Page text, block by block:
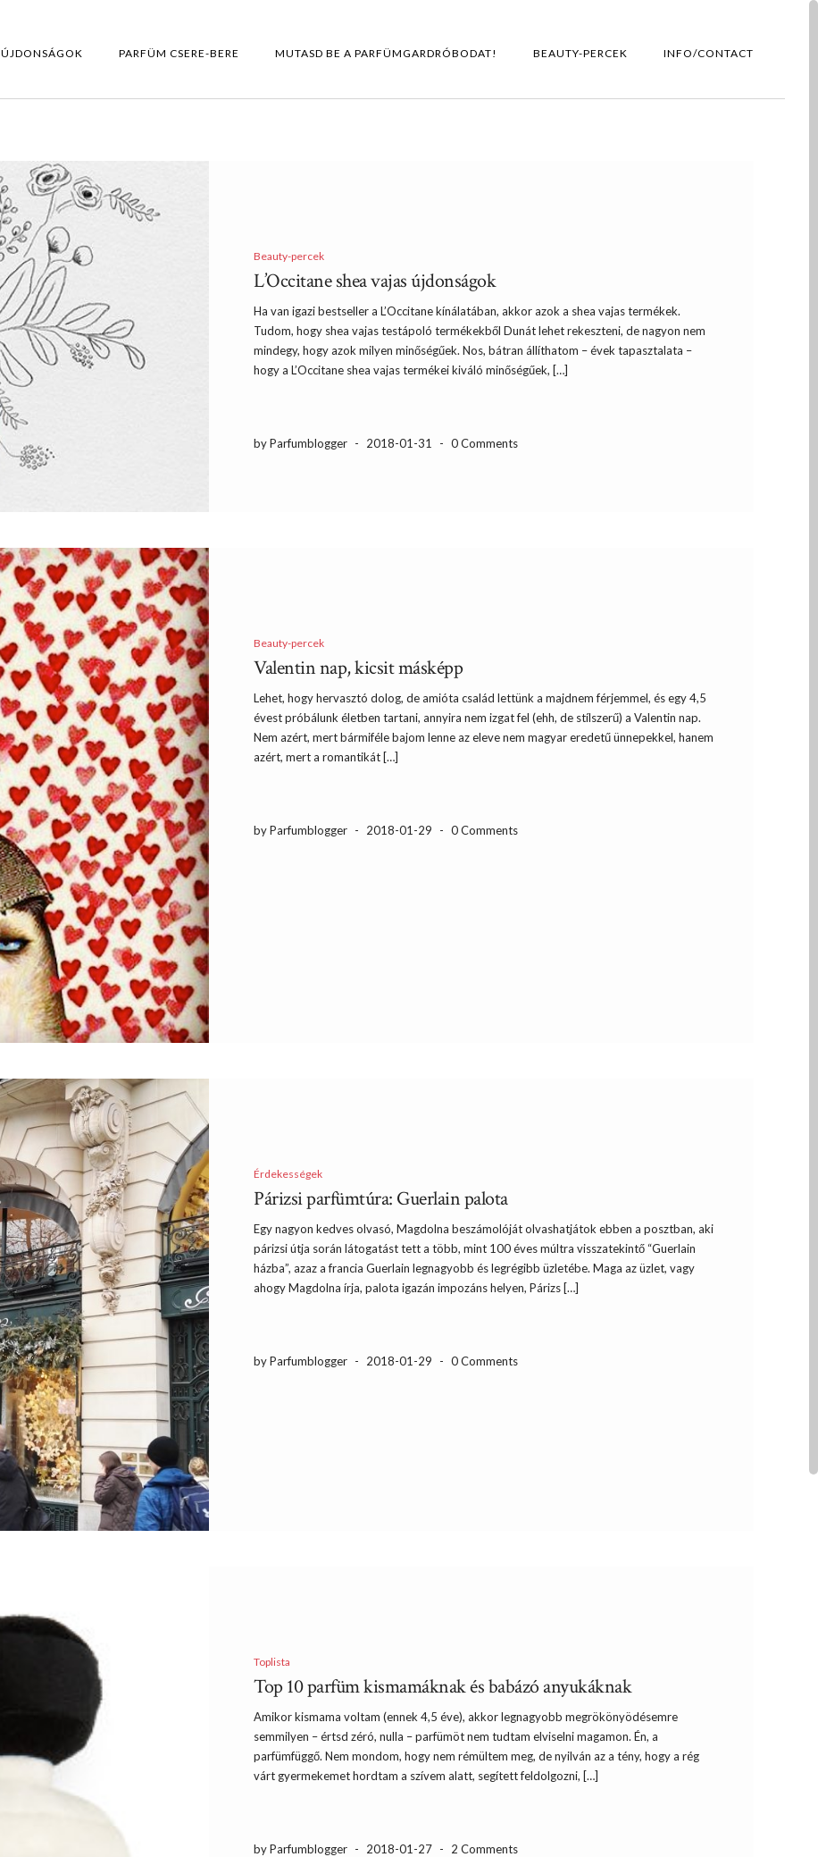
ÚJDONSÁGOK PARFÜM CSERE-BERE MUTASD BE A PARFÜMGARDRÓBODAT! BEAUTY-PERCEK INFO/CONTACT
Beauty-percek
L’Occitane shea vajas újdonságok
Ha van igazi bestseller a L’Occitane kínálatában, akkor azok a shea vajas termékek.
Tudom, hogy shea vajas testápoló termékekből Dunát lehet rekeszteni, de nagyon nem
mindegy, hogy azok milyen minőségűek. Nos, bátran állíthatom – évek tapasztalata –
hogy a L’Occitane shea vajas termékei kiváló minőségűek, […]
by Parfumblogger - 2018-01-31 - 0 Comments
Beauty-percek
Valentin nap, kicsit másképp
Lehet, hogy hervasztó dolog, de amióta család lettünk a majdnem férjemmel, és egy 4,5
évest próbálunk életben tartani, annyira nem izgat fel (ehh, de stílszerű) a Valentin nap.
Nem azért, mert bármiféle bajom lenne az eleve nem magyar eredetű ünnepekkel, hanem
azért, mert a romantikát […]
by Parfumblogger - 2018-01-29 - 0 Comments
Érdekességek
Párizsi parfümtúra: Guerlain palota
Egy nagyon kedves olvasó, Magdolna beszámolóját olvashatjátok ebben a posztban, aki
párizsi útja során látogatást tett a több, mint 100 éves múltra visszatekintő “Guerlain
házba”, azaz a francia Guerlain legnagyobb és legrégibb üzletébe. Maga az üzlet, vagy
ahogy Magdolna írja, palota igazán impozáns helyen, Párizs […]
by Parfumblogger - 2018-01-29 - 0 Comments
Toplista
Top 10 parfüm kismamáknak és babázó anyukáknak
Amikor kismama voltam (ennek 4,5 éve), akkor legnagyobb megrökönyödésemre
semmilyen – értsd zéró, nulla – parfümöt nem tudtam elviselni magamon. Én, a
parfümfüggő. Nem mondom, hogy nem rémültem meg, de nyilván az a tény, hogy a rég
várt gyermekemet hordtam a szívem alatt, segített feldolgozni, […]
by Parfumblogger - 2018-01-27 - 2 Comments